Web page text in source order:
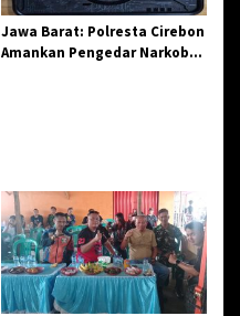
Jawa Barat: Polresta Cirebon
Amankan Pengedar Narkoba